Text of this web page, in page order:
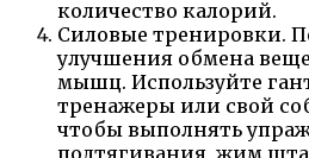
количество калорий.
Силовые тренировки.
улучшения обмена
мышц. Используйте
тренажеры или свой
чтобы выполнять
подтягивания, жим